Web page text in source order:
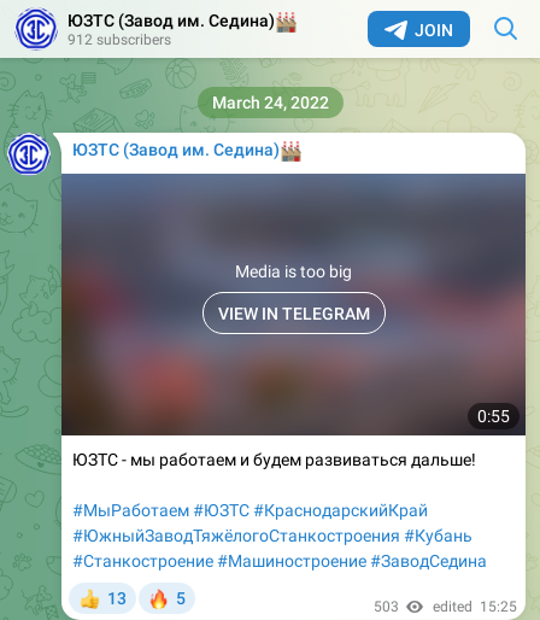
JOIN
ЮЗТС (Завод им. Седина)
🏭
912 subscribers
ЮЗТС (Завод им. Седина)
🏭
0:55
Media is too big
VIEW IN TELEGRAM
ЮЗТС - мы работаем и будем развиваться дальше!
#МыРаботаем#ЮЗТС#КраснодарскийКрай
#ЮжныйЗаводТяжёлогоСтанкостроения #Кубань
#Станкостроение#Машиностроение#ЗаводСедина
13 5 503 edited 15:25
March 24, 2022